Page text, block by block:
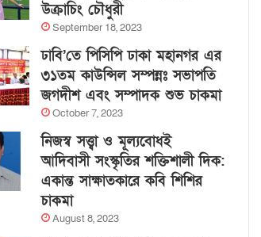
উক্রাচিং চৌধুরী
September 18, 2023
ঢাবি’তে পিসিপি ঢাকা মহানগর এর
৩১তম কাউন্সিল সম্পন্নঃ সভাপতি
জগদীশ এবং সম্পাদক শুভ চাকমা
October 7, 2023
নিজস্ব সত্ত্বা ও মূল্যবোধই
আদিবাসী সংস্কৃতির শক্তিশালী দিক:
একান্ত সাক্ষাতকারে কবি শিশির
চাকমা
August 8, 2023